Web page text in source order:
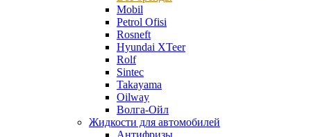
Mobil
Petrol Ofisi
Rosneft
Hyundai XTeer
Rolf
Sintec
Takayama
Oilway
Волга-Ойл
Жидкости для автомобилей
Антифризы